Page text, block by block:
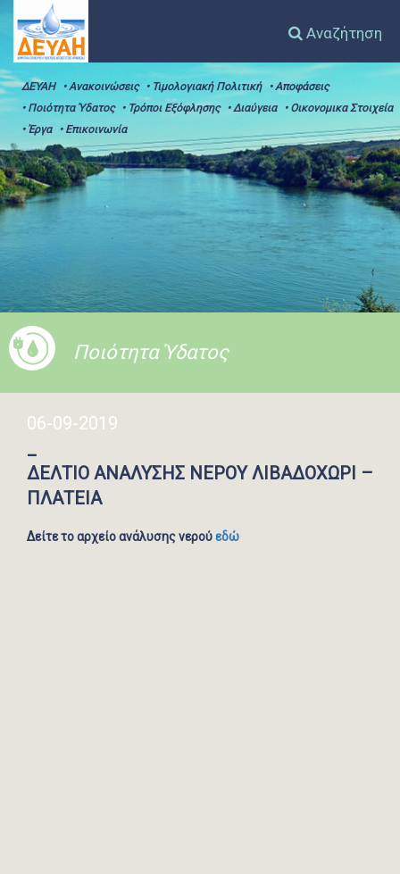
Αναζήτηση
ΔΕΥΑΗ • Ανακοινώσεις • Τιμολογιακή Πολιτική
• Αποφάσεις
• Ποιότητα Ύδατος
• Τρόποι Εξόφλησης • Διαύγεια
• Οικονομικα Στοιχεία
• Έργα
• Επικοινωνία
Ποιότητα Ύδατος
06-09-2019
_
ΔΕΛΤΙΟ ΑΝΑΛΥΣΗΣ ΝΕΡΟΥ ΛΙΒΑΔΟΧΩΡΙ –
ΠΛΑΤΕΙΑ
Δείτε το αρχείο ανάλυσης νερούεδώ